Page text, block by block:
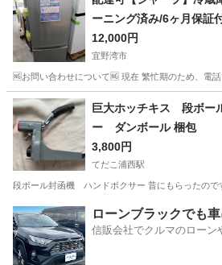
ーニング済み/6ヶ月保証
12,000円
宜野湾市
🆖お問い合わせについて🆖 現在 繁忙期のため、電
沖縄 宜野湾市 キッチン家電 シャープ
巨大ホッチキス 段ボー
ー ダンボール 梱包
3,800円
てだこ浦西駅
段ボール封函機 ハンドボクサー 昔にもらったので
沖縄 中頭郡 てだこ浦西駅 その他
ローンブラックでも
信販会社でクルマのローン